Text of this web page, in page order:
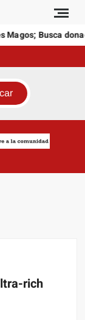
Busca
rich